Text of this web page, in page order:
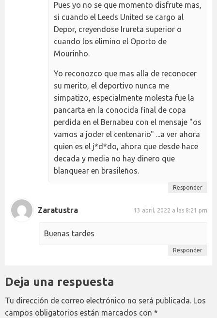
Pues yo no se que momento disfrute mas,
si cuando el Leeds United se cargo al
Depor, creyendose Irureta superior o
cuando los elimino el Oporto de
Mourinho.
Yo reconozco que mas alla de reconocer
su merito, el deportivo nunca me
simpatizo, especialmente molesta fue la
pancarta en la conocida final de copa
perdida en el Bernabeu con el mensaje "os
vamos a joder el centenario" ...a ver ahora
quien es el j*d*do, ahora que desde hace
decada y media no hay dinero que
blanquear en brasileños.
Responder
Zaratustra 13 abril, 2022 a las 8:21 pm
Buenas tardes
Responder
Deja una respuesta
Tu dirección de correo electrónico no será publicada. Los
campos obligatorios están marcados con *